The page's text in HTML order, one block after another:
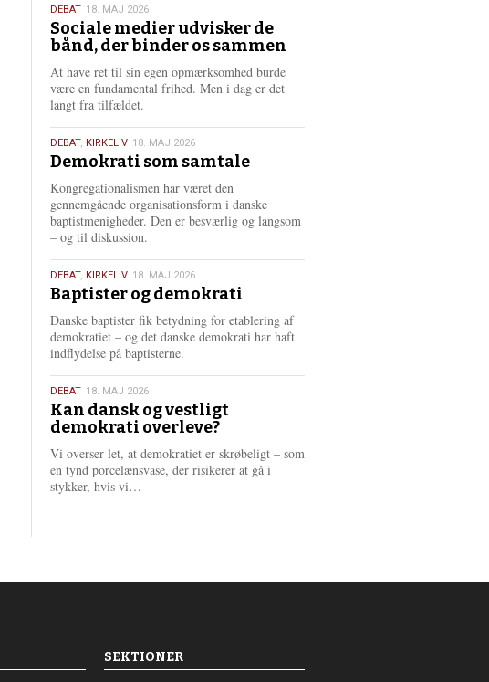
18.
maj
2026
DEBAT 18. MAJ 2026
Sociale medier udvisker de
bånd, der binder os sammen
At have ret til sin egen opmærksomhed burde
være en fundamental frihed. Men i dag er det
langt fra tilfældet.
18.
maj
2026
DEBAT, KIRKELIV 18. MAJ 2026
Demokrati som samtale
Kongregationalismen har været den
gennemgående organisationsform i danske
baptistmenigheder. Den er besværlig og langsom
– og til diskussion.
18.
maj
2026
DEBAT, KIRKELIV 18. MAJ 2026
Baptister og demokrati
Danske baptister fik betydning for etablering af
demokratiet – og det danske demokrati har haft
indflydelse på baptisterne.
18.
maj
2026
DEBAT 18. MAJ 2026
Kan dansk og vestligt
demokrati overleve?
Vi overser let, at demokratiet er skrøbeligt – som
en tynd porcelænsvase, der risikerer at gå i
stykker, hvis vi…
e
SEKTIONER